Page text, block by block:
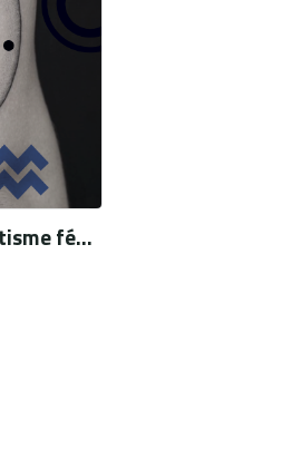
Peau et cybermilitantisme féministe. Le retournement du stigmate